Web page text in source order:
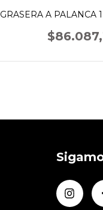
GRASERA A PALANCA